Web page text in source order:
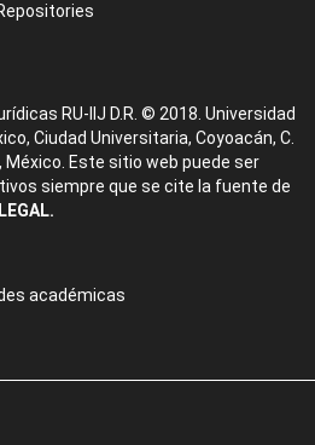
RU-IIJ D.R. © 2018. Universidad
Ciudad Universitaria, Coyoacán, C.
México. Este sitio web puede ser
siempre que se cite la fuente de
académicas